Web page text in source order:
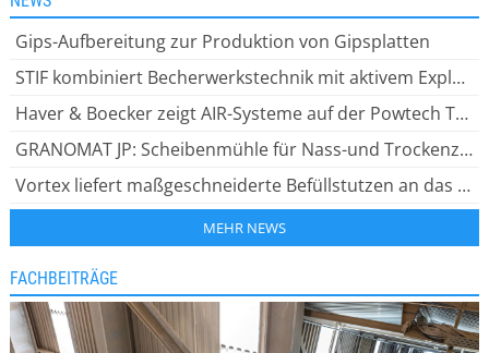
Gips-Aufbereitung zur Produktion von Gipsplatten
STIF kombiniert Becherwerkstechnik mit aktivem Explosionsschutz
Haver & Boecker zeigt AIR-Systeme auf der Powtech Technopharm 2026
GRANOMAT JP: Scheibenmühle für Nass-und Trockenzerkleinerung
Vortex liefert maßgeschneiderte Befüllstutzen an das Kraftwerk Drax
MEHR NEWS
FACHBEITRÄGE